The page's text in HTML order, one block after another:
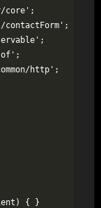
core';
contactForm';
of';
http';
{ }